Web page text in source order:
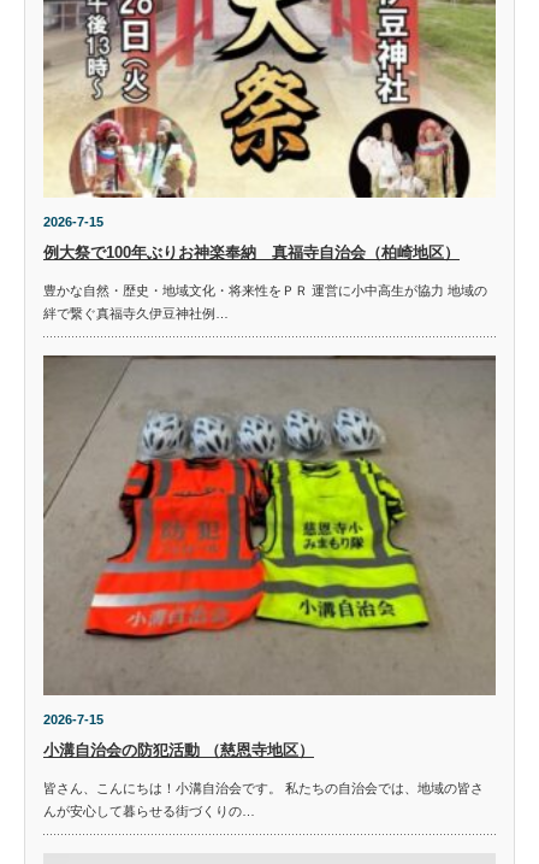
2026-7-15
例大祭で100年ぶりお神楽奉納 真福寺自治会（柏崎地区）
豊かな自然・歴史・地域文化・将来性をＰＲ 運営に小中高生が協力 地域の
絆で繋ぐ真福寺久伊豆神社例…
2026-7-15
小溝自治会の防犯活動 （慈恩寺地区）
皆さん、こんにちは！小溝自治会です。 私たちの自治会では、地域の皆さ
んが安心して暮らせる街づくりの…